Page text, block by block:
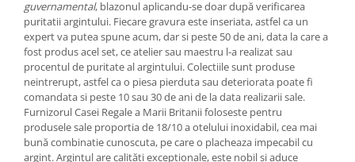
MORRIS&AMP;CO
KINGSLEY
SERENDIPITY GOLD
SERENDIPITY PLATINUM
CHELSEA
MEDICEA
CELESTIAL
PATCHWORK WILLOW
guvernamental, blazonul aplicandu-se doar după verificarea
puritatii argintului. Fiecare gravura este inseriata, astfel ca un
expert va putea spune acum, dar si peste 50 de ani, data la care a
fost produs acel set, ce atelier sau maestru l-a realizat sau
procentul de puritate al argintului. Colectiile sunt produse
neintrerupt, astfel ca o piesa pierduta sau deteriorata poate fi
comandata si peste 10 sau 30 de ani de la data realizarii sale.
Furnizorul Casei Regale a Marii Britanii foloseste pentru
produsele sale proportia de 18/10 a otelului inoxidabil, cea mai
bună combinatie cunoscuta, pe care o placheaza impecabil cu
argint. Argintul are calităti exceptionale, este nobil si aduce